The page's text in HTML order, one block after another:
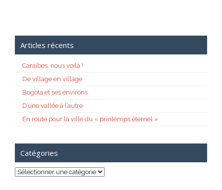
Articles récents
Caraïbes, nous voilà !
De village en village
Bogota et ses environs
D’une vallée à l’autre
En route pour la ville du « printemps éternel »
Catégories
Catégories